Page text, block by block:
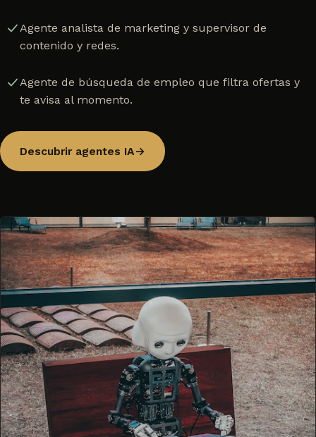
Agente analista de marketing y supervisor de
contenido y redes.
Agente de búsqueda de empleo que filtra ofertas y
te avisa al momento.
Descubrir agentes IA→